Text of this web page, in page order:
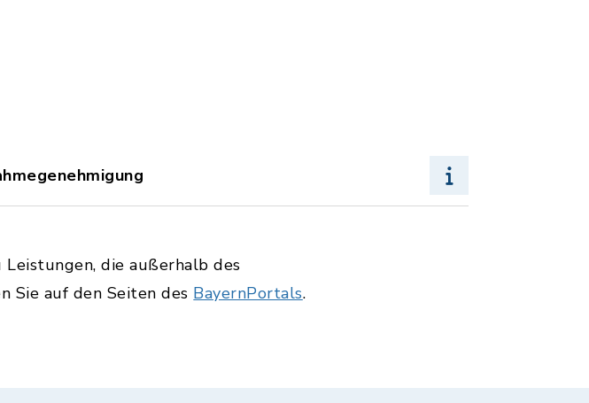
die außerhalb des
Sie auf den Seiten des BayernPortals.